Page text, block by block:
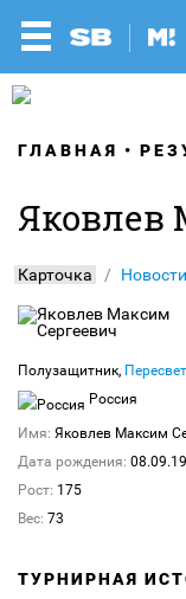
ГЛАВНАЯ
Яковлев
Карточка Новости
Полузащитник, Пересвет
Россия
Имя: Яковлев Максим
Дата рождения:
Рост: 175
Вес: 73
ТУРНИРНАЯ